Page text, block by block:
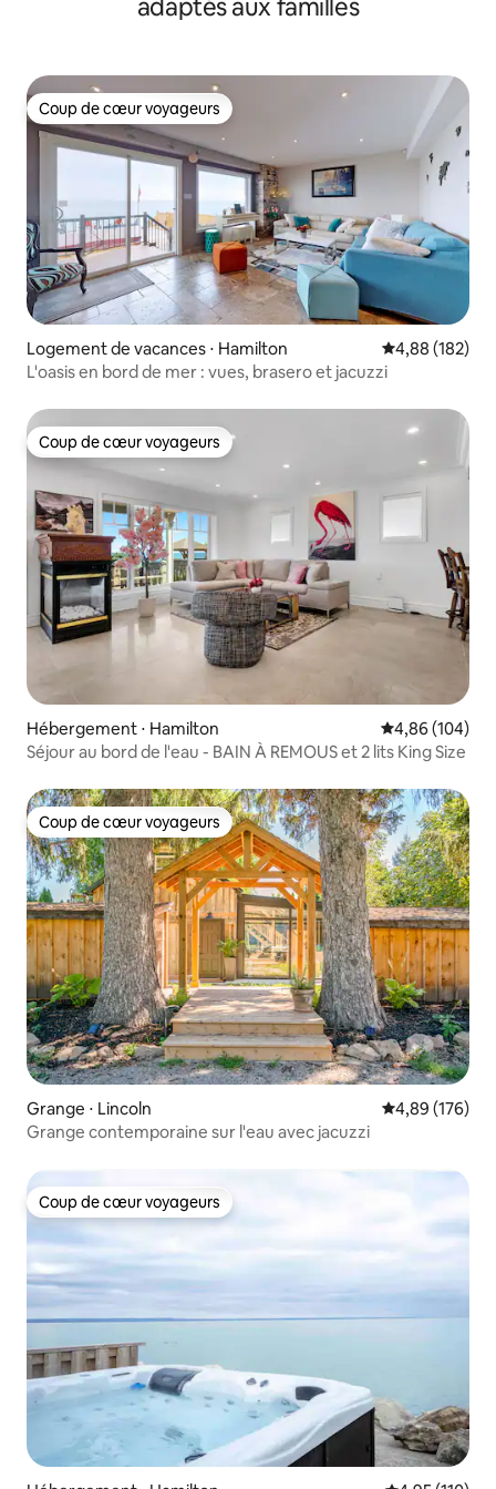
adaptés aux familles
Coup de cœur voyageurs
Coup de cœur voyageurs
Logement de vacances ⋅ Hamilton Évaluation
4,88 (182)
L'oasis en bord de mer : vues, brasero et jacuzzi
Coup de cœur voyageurs
Coup de cœur voyageurs
Hébergement ⋅ Hamilton Évaluation
4,86 (104)
Séjour au bord de l'eau - BAIN À REMOUS et 2 lits King Size
Coup de cœur voyageurs
Coup de cœur voyageurs
Grange ⋅ Lincoln Évaluation
4,89 (176)
Grange contemporaine sur l'eau avec jacuzzi
Coup de cœur voyageurs
Coup de cœur voyageurs